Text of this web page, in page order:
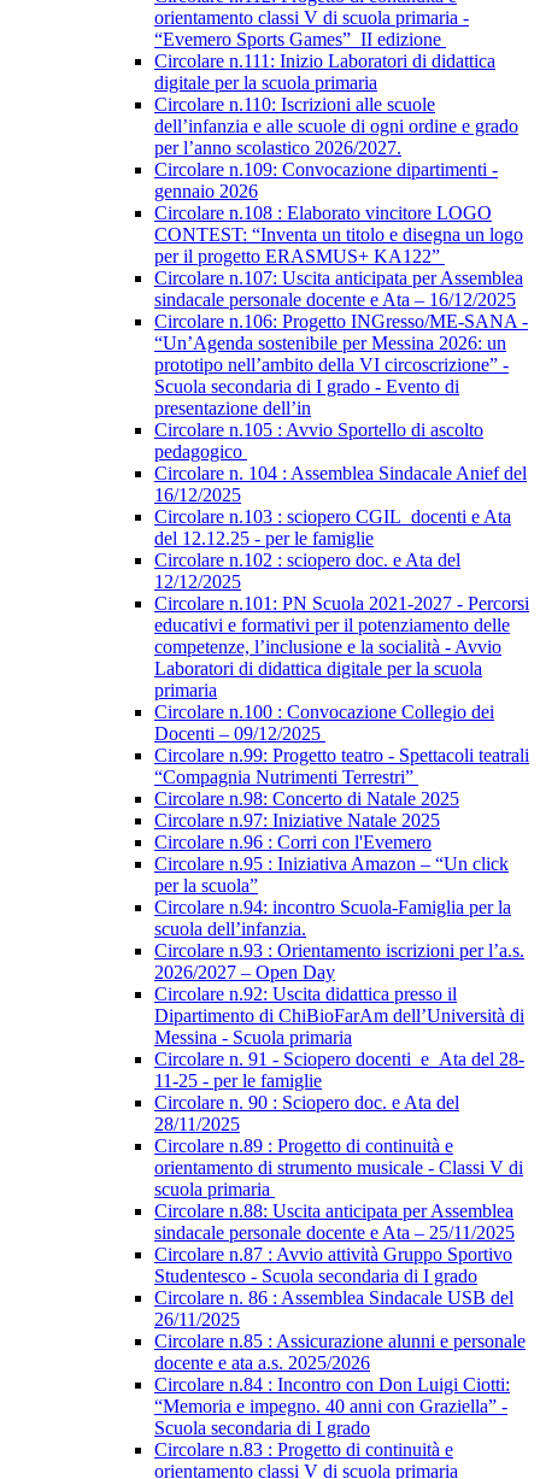
orientamento classi V di scuola primaria -
“Evemero Sports Games” II edizione
Circolare n.111: Inizio Laboratori di didattica
digitale per la scuola primaria
Circolare n.110: Iscrizioni alle scuole
dell’infanzia e alle scuole di ogni ordine e grado
per l’anno scolastico 2026/2027.
Circolare n.109: Convocazione dipartimenti -
gennaio 2026
Circolare n.108 : Elaborato vincitore LOGO
CONTEST: “Inventa un titolo e disegna un logo
per il progetto ERASMUS+ KA122”
Circolare n.107: Uscita anticipata per Assemblea
sindacale personale docente e Ata – 16/12/2025
Circolare n.106: Progetto INGresso/ME-SANA -
“Un’Agenda sostenibile per Messina 2026: un
prototipo nell’ambito della VI circoscrizione” -
Scuola secondaria di I grado - Evento di
presentazione dell’in
Circolare n.105 : Avvio Sportello di ascolto
pedagogico
Circolare n. 104 : Assemblea Sindacale Anief del
16/12/2025
Circolare n.103 : sciopero CGIL_docenti e Ata
del 12.12.25 - per le famiglie
Circolare n.102 : sciopero doc. e Ata del
12/12/2025
Circolare n.101: PN Scuola 2021-2027 - Percorsi
educativi e formativi per il potenziamento delle
competenze, l’inclusione e la socialità - Avvio
Laboratori di didattica digitale per la scuola
primaria
Circolare n.100 : Convocazione Collegio dei
Docenti – 09/12/2025
Circolare n.99: Progetto teatro - Spettacoli teatrali
“Compagnia Nutrimenti Terrestri”
Circolare n.98: Concerto di Natale 2025
Circolare n.97: Iniziative Natale 2025
Circolare n.96 : Corri con l'Evemero
Circolare n.95 : Iniziativa Amazon – “Un click
per la scuola”
Circolare n.94: incontro Scuola-Famiglia per la
scuola dell’infanzia.
Circolare n.93 : Orientamento iscrizioni per l’a.s.
2026/2027 – Open Day
Circolare n.92: Uscita didattica presso il
Dipartimento di ChiBioFarAm dell’Università di
Messina - Scuola primaria
Circolare n. 91 - Sciopero docenti_e_Ata del 28-
11-25 - per le famiglie
Circolare n. 90 : Sciopero doc. e Ata del
28/11/2025
Circolare n.89 : Progetto di continuità e
orientamento di strumento musicale - Classi V di
scuola primaria
Circolare n.88: Uscita anticipata per Assemblea
sindacale personale docente e Ata – 25/11/2025
Circolare n.87 : Avvio attività Gruppo Sportivo
Studentesco - Scuola secondaria di I grado
Circolare n. 86 : Assemblea Sindacale USB del
26/11/2025
Circolare n.85 : Assicurazione alunni e personale
docente e ata a.s. 2025/2026
Circolare n.84 : Incontro con Don Luigi Ciotti:
“Memoria e impegno. 40 anni con Graziella” -
Scuola secondaria di I grado
Circolare n.83 : Progetto di continuità e
orientamento classi V di scuola primaria